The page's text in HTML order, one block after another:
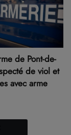
de Pont-de-
de viol et
avec arme